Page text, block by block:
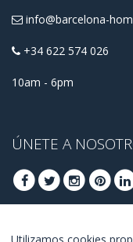
info@barcelona-
+34 622 574 026
10am - 6pm
ÚNETE A